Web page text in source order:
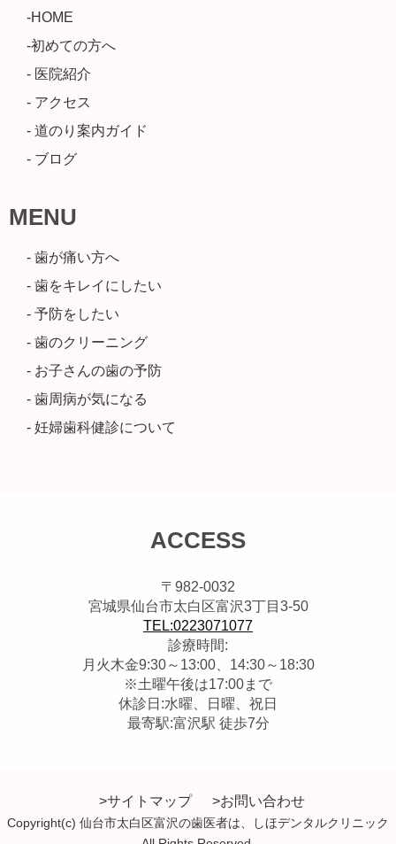
-HOME
-初めての方へ
- 医院紹介
- アクセス
- 道のり案内ガイド
- ブログ
MENU
- 歯が痛い方へ
- 歯をキレイにしたい
- 予防をしたい
- 歯のクリーニング
- お子さんの歯の予防
- 歯周病が気になる
- 妊婦歯科健診について
ACCESS
〒982-0032
宮城県仙台市太白区富沢3丁目3-50
TEL:0223071077
診療時間:
月火木金9:30～13:00、14:30～18:30
※土曜午後は17:00まで
休診日:水曜、日曜、祝日
最寄駅:富沢駅 徒歩7分
>サイトマップ >お問い合わせ
Copyright(c) 仙台市太白区富沢の歯医者は、しほデンタルクリニック